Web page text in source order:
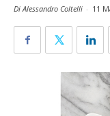
Di Alessandro Coltelli - 11